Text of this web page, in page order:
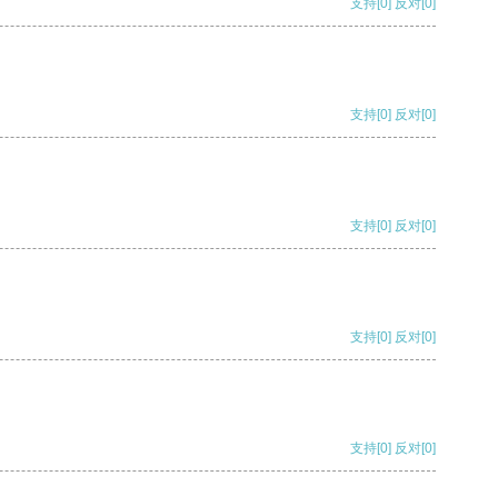
支持 [0] 反对 [0]
支持[0] 反对[0]
支持[0] 反对[0]
支持[0] 反对[0]
支持[0] 反对[0]